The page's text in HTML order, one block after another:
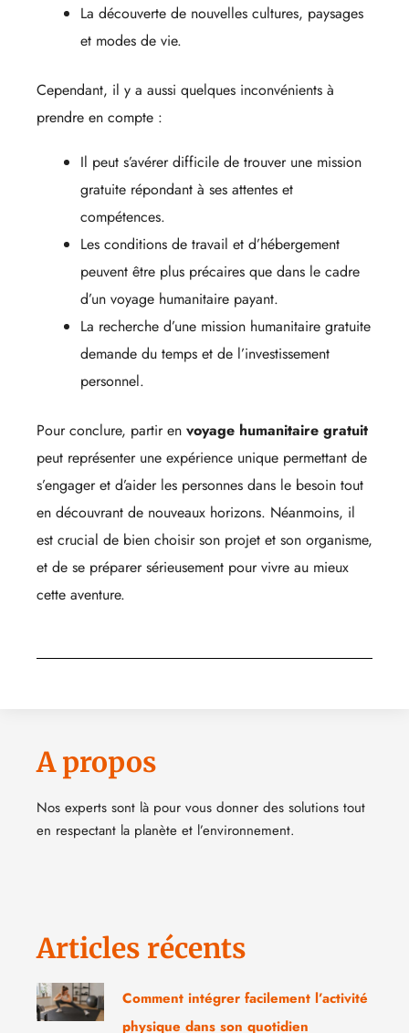
La découverte de nouvelles cultures, paysages
et modes de vie.
Cependant, il y a aussi quelques inconvénients à
prendre en compte :
Il peut s’avérer difficile de trouver une mission
gratuite répondant à ses attentes et
compétences.
Les conditions de travail et d’hébergement
peuvent être plus précaires que dans le cadre
d’un voyage humanitaire payant.
La recherche d’une mission humanitaire gratuite
demande du temps et de l’investissement
personnel.
Pour conclure, partir en voyage humanitaire gratuit
peut représenter une expérience unique permettant de
s’engager et d’aider les personnes dans le besoin tout
en découvrant de nouveaux horizons. Néanmoins, il
est crucial de bien choisir son projet et son organisme,
et de se préparer sérieusement pour vivre au mieux
cette aventure.
A propos
Nos experts sont là pour vous donner des solutions tout
en respectant la planète et l’environnement.
Articles récents
Comment intégrer facilement l’activité
physique dans son quotidien